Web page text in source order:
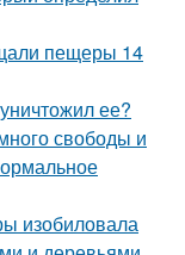
пещеры 14
ее?
свободы и
изобиловала